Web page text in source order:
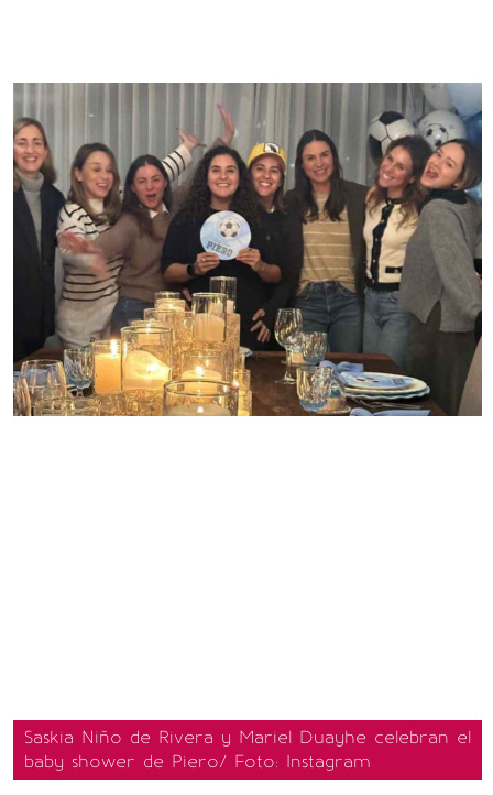
Saskia Niño de Rivera y Mariel Duayhe celebran el
baby shower de Piero/ Foto: Instagram